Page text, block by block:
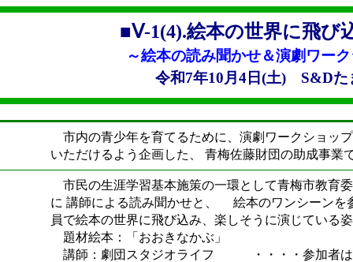
■Ⅴ-1(4).絵本の世界に飛
～絵本の読み聞かせ＆演劇ワー
令和7年10月4日(土) S&Dた
市内の青少年を育てるために、演劇ワークショッ
いただけるよう企画した、 青梅佐藤財団の助成事業
市民の生涯学習基本施策の一環として青梅市教育
に 講師による読み聞かせと、 絵本のワンシーンを
員で絵本の世界に飛び込み、楽しそうに演じている
題材絵本：「おおきなかぶ」
講師：劇団スタジオライフ ・・・・参加者は